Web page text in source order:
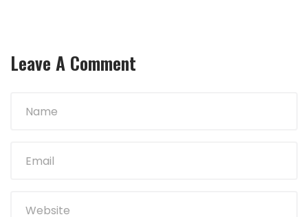
Leave A Comment